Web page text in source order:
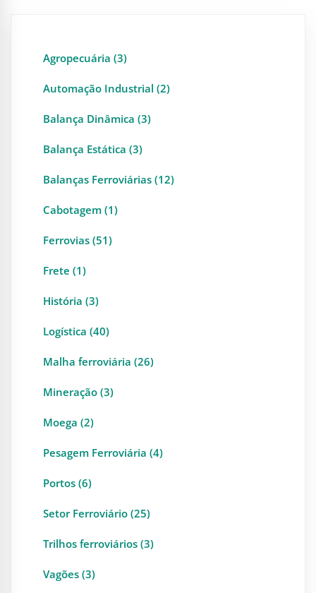
Agropecuária (3)
Automação Industrial (2)
Balança Dinâmica (3)
Balança Estática (3)
Balanças Ferroviárias (12)
Cabotagem (1)
Ferrovias (51)
Frete (1)
História (3)
Logística (40)
Malha ferroviária (26)
Mineração (3)
Moega (2)
Pesagem Ferroviária (4)
Portos (6)
Setor Ferroviário (25)
Trilhos ferroviários (3)
Vagões (3)